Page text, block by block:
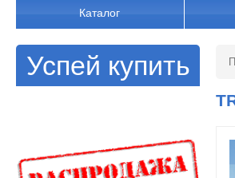
Каталог
Успей купить